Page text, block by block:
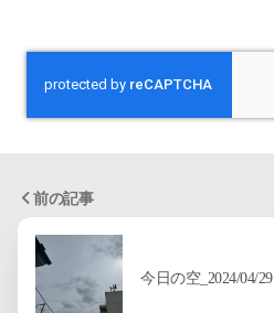
前の記事
今日の空_2024/04/29